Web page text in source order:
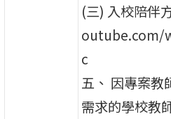
(三) 入校陪伴
outube.com/
c
五、 因專案教
需求的學校教